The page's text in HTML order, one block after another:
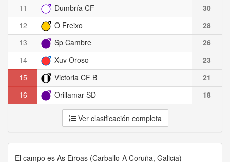
11
Dumbría CF
30
12
O Freixo
28
13
Sp Cambre
26
14
Xuv Oroso
23
15
Victoria CF B
21
16
Orillamar SD 18
Ver clasificación completa
El campo es As Eiroas (Carballo-A Coruña, Galicia)